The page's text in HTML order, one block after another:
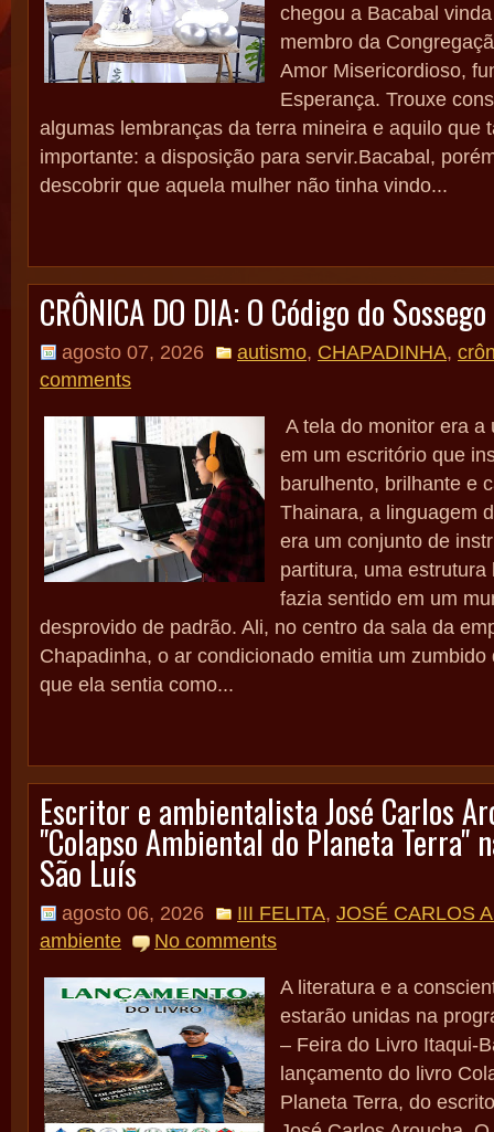
chegou a Bacabal
membro da
Amor Misericordioso,
Esperança. Trouxe
algumas lembranças da terra mineira e aquilo que
importante: a disposição para servir.Bacabal,
descobrir que aquela mulher não tinha vindo...
CRÔNICA DO DIA: O Código do Sossego
agosto 07, 2026 autismo, CHAPADINHA,
comments
A tela do monitor era a
em um escritório que
barulhento, brilhante e
Thainara, a linguagem
era um conjunto de
partitura, uma
fazia sentido em um
desprovido de padrão. Ali, no centro da sala da
Chapadinha, o ar condicionado emitia um
que ela sentia como...
Escritor e ambientalista José Carlos
"Colapso Ambiental do Planeta Terra"
São Luís
agosto 06, 2026 III FELITA, JOSÉ CARLOS
ambiente
No comments
A literatura e a
estarão unidas na
– Feira do Livro Itaqui-
lançamento do livro
Planeta Terra, do